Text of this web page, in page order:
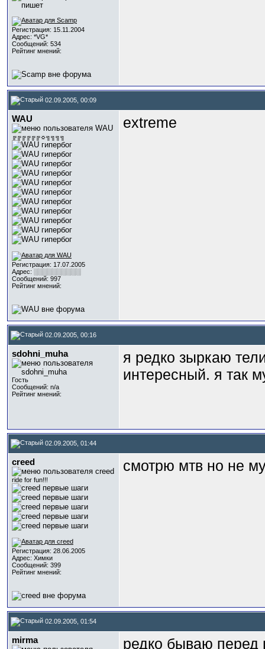
Регистрация: 15.11.2004
Адрес: *VG*
Сообщений: 534
Рейтинг мнений:
02.09.2005, 00:09
WAU
╔╔╔╔╔╔☼╗╗╗╗
Регистрация: 17.07.2005
Адрес: ░░░░░░░░░░
Сообщений: 997
Рейтинг мнений:
extreme
02.09.2005, 00:16
sdohni_muha
Гость
Сообщений: n/a
Рейтинг мнений:
я редко зыркаю
интересный. я так
02.09.2005, 01:44
creed
ride for fun!!!
Регистрация: 28.06.2005
Адрес: Химки
Сообщений: 399
Рейтинг мнений:
смотрю мтв но не
02.09.2005, 01:54
mirma редко бываю перед